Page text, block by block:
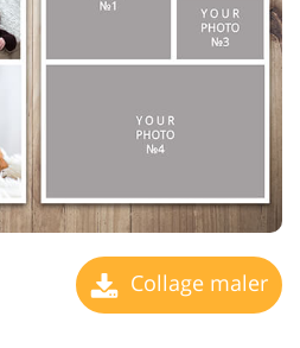
Collage maler